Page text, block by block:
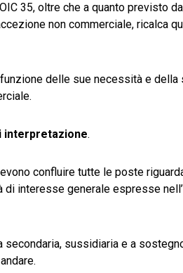
35, oltre che a quanto previsto
non commerciale, ricalca
delle sue necessità e della
interpretazione.
confluire tutte le poste
interesse generale espresse
secondaria, sussidiaria e a